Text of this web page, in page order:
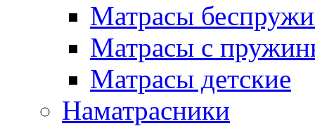
Матрасы
Матрасы с
Матрасы детские
Наматрасники